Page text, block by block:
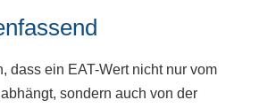
dass ein EAT-Wert nicht nur vom
sondern auch von der